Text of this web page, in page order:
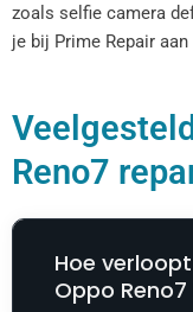
zoals selfie camera
je bij Prime Repair
Reno7
Hoe
Oppo